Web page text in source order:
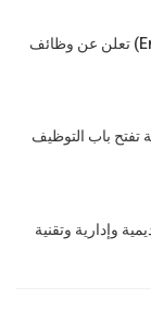
مجموعة طيران الإمارات (Emirates) تعلن عن وظائف
تفتح باب التوظيف
وإدارية وتقنية